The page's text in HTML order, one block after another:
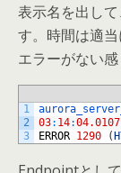
表示名を出し
す。時間は適
エラーがない感
1
2
3
03: 14:04.0107
ERROR 1290 (